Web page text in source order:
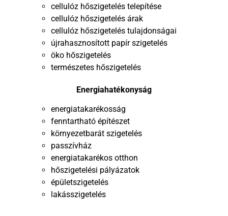
cellulóz hőszigetelés telepítése
cellulóz hőszigetelés árak
cellulóz hőszigetelés tulajdonságai
újrahasznosított papír szigetelés
öko hőszigetelés
természetes hőszigetelés
Energiahatékonyság
energiatakarékosság
fenntartható építészet
környezetbarát szigetelés
passzívház
energiatakarékos otthon
hőszigetelési pályázatok
épületszigetelés
lakásszigetelés